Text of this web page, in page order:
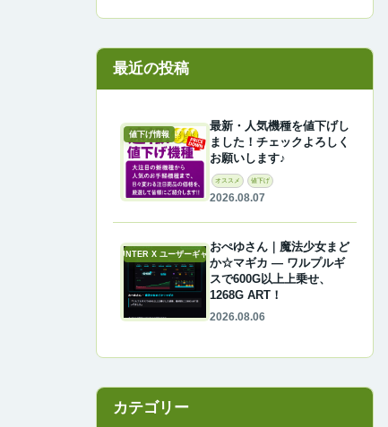
最近の投稿
値下げ情報
最新・人気機種を値下げし
ました！チェックよろしく
お願いします♪
オススメ 値下げ
2026.08.07
A-COUNTER X ユーザーギャラリー
おぺゆさん｜魔法少女まど
か☆マギカ ― ワルプルギ
スで600G以上上乗せ、
1268G ART！
2026.08.06
カテゴリー